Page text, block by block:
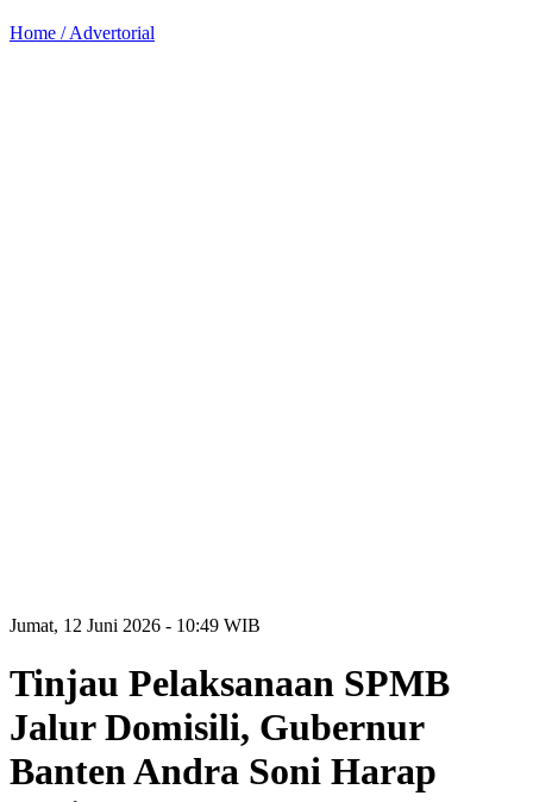
Home /Advertorial
Jumat, 12 Juni 2026 - 10:49 WIB
Tinjau Pelaksanaan SPMB
Jalur Domisili, Gubernur
Banten Andra Soni Harap